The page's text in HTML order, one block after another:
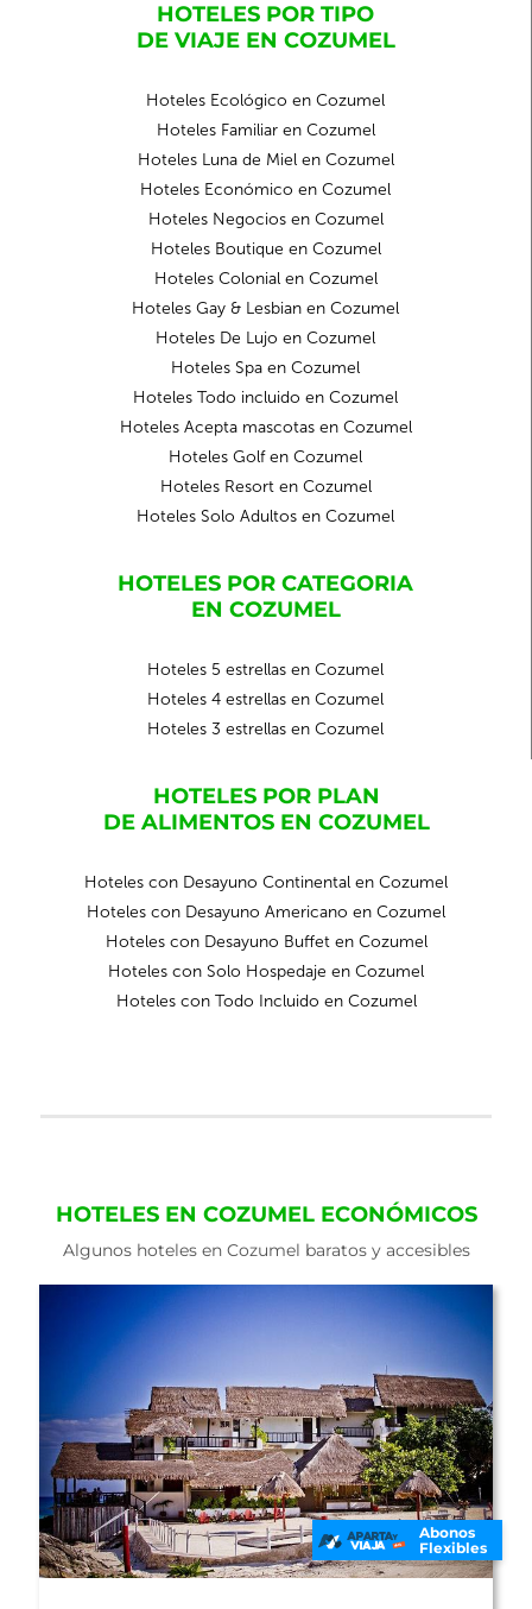
HOTELES POR TIPO
DE VIAJE EN COZUMEL
Hoteles Ecológico en Cozumel
Hoteles Familiar en Cozumel
Hoteles Luna de Miel en Cozumel
Hoteles Económico en Cozumel
Hoteles Negocios en Cozumel
Hoteles Boutique en Cozumel
Hoteles Colonial en Cozumel
Hoteles Gay & Lesbian en Cozumel
Hoteles De Lujo en Cozumel
Hoteles Spa en Cozumel
Hoteles Todo incluido en Cozumel
Hoteles Acepta mascotas en Cozumel
Hoteles Golf en Cozumel
Hoteles Resort en Cozumel
Hoteles Solo Adultos en Cozumel
HOTELES POR CATEGORIA
EN COZUMEL
Hoteles 5 estrellas en Cozumel
Hoteles 4 estrellas en Cozumel
Hoteles 3 estrellas en Cozumel
HOTELES POR PLAN
DE ALIMENTOS EN COZUMEL
Hoteles con Desayuno Continental en Cozumel
Hoteles con Desayuno Americano en Cozumel
Hoteles con Desayuno Buffet en Cozumel
Hoteles con Solo Hospedaje en Cozumel
Hoteles con Todo Incluido en Cozumel
HOTELES EN COZUMEL ECONÓMICOS
Algunos hoteles en Cozumel baratos y accesibles
Abonos
Flexibles